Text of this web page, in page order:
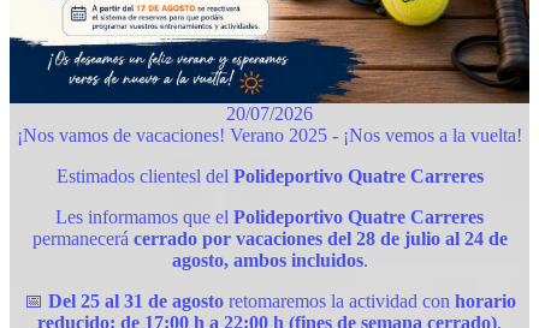
20/07/2026
¡Nos vamos de vacaciones! Verano 2025 - ¡Nos vemos a la vuelta!
Estimados clientesl del Polideportivo Quatre Carreres
Les informamos que el Polideportivo Quatre Carreres
permanecerá cerrado por vacaciones del 28 de julio al 24 de
agosto, ambos incluidos.
📅 Del 25 al 31 de agostoretomaremos la actividad con horario
reducido: de 17:00 h a 22:00 h (fines de semana cerrado).